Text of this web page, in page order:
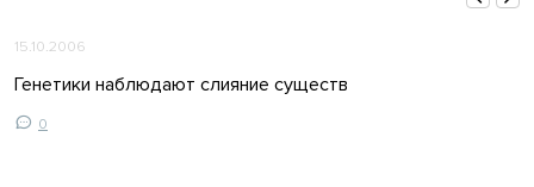
15.10.2006
Генетики наблюдают слияние существ
0